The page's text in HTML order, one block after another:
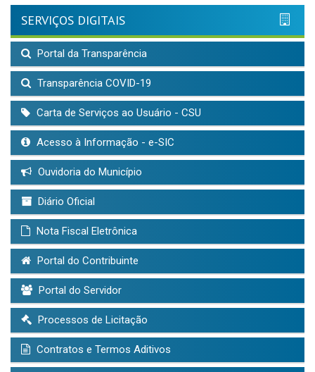
SERVIÇOS DIGITAIS
Portal da Transparência
Transparência COVID-19
Carta de Serviços ao Usuário - CSU
Acesso à Informação - e-SIC
Ouvidoria do Município
Diário Oficial
Nota Fiscal Eletrônica
Portal do Contribuinte
Portal do Servidor
Processos de Licitação
Contratos e Termos Aditivos